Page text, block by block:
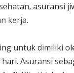
asuransi
kerja.
untuk dimiliki
Asuransi